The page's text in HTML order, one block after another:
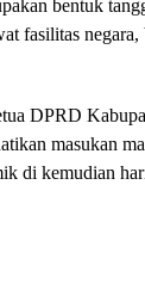
bentuk
fasilitas
DPRD
masukan
di kemudian